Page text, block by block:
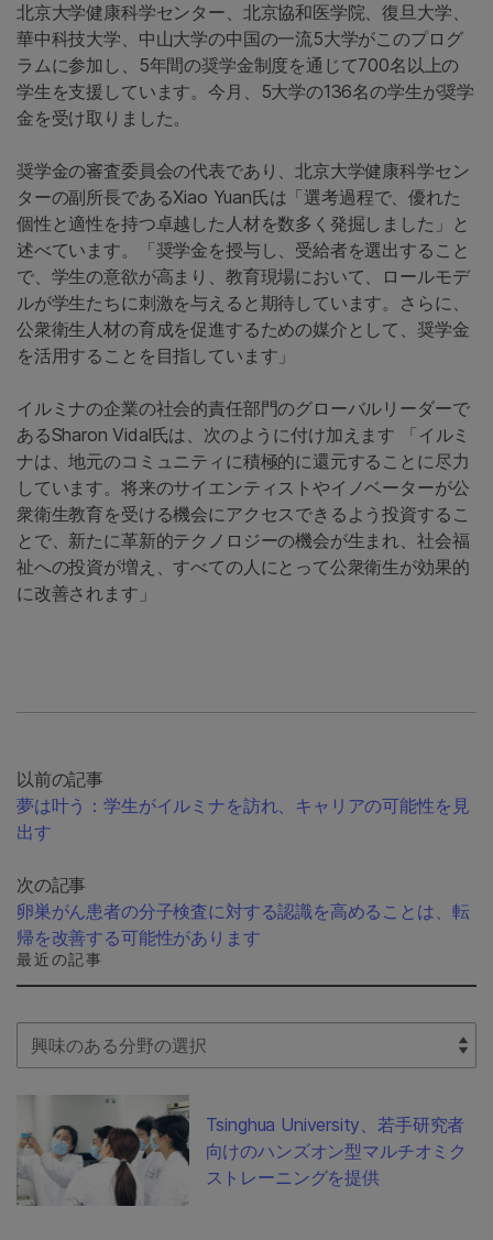
北京大学健康科学センター、北京協和医学院、復旦大学、
華中科技大学、中山大学の中国の一流5大学がこのプログ
ラムに参加し、5年間の奨学金制度を通じて700名以上の
学生を支援しています。今月、5大学の136名の学生が奨学
金を受け取りました。
奨学金の審査委員会の代表であり、北京大学健康科学セン
ターの副所長であるXiao Yuan氏は「選考過程で、優れた
個性と適性を持つ卓越した人材を数多く発掘しました」と
述べています。「奨学金を授与し、受給者を選出すること
で、学生の意欲が高まり、教育現場において、ロールモデ
ルが学生たちに刺激を与えると期待しています。さらに、
公衆衛生人材の育成を促進するための媒介として、奨学金
を活用することを目指しています」
イルミナの企業の社会的責任部門のグローバルリーダーで
あるSharon Vidal氏は、次のように付け加えます 「イルミ
ナは、地元のコミュニティに積極的に還元することに尽力
しています。将来のサイエンティストやイノベーターが公
衆衛生教育を受ける機会にアクセスできるよう投資するこ
とで、新たに革新的テクノロジーの機会が生まれ、社会福
祉への投資が増え、すべての人にとって公衆衛生が効果的
に改善されます」
以前の記事
夢は叶う：学生がイルミナを訪れ、キャリアの可能性を見
出す
次の記事
卵巣がん患者の分子検査に対する認識を高めることは、転
帰を改善する可能性があります
最近の記事
Select Filter
Tsinghua University、若手研究者
向けのハンズオン型マルチオミク
ストレーニングを提供